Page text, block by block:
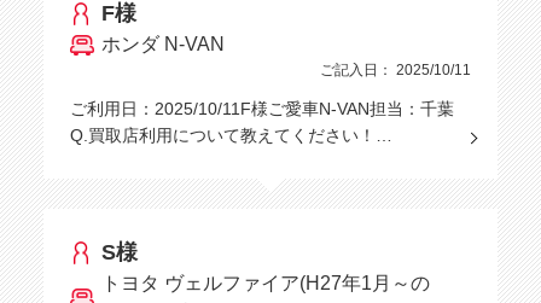
F様
ホンダ N-VAN
ご記入日： 2025/10/11
ご利用日：2025/10/11F様ご愛車N-VAN担当：千葉
Q.買取店利用について教えてください！…
S様
トヨタ ヴェルファイア(H27年1月～の